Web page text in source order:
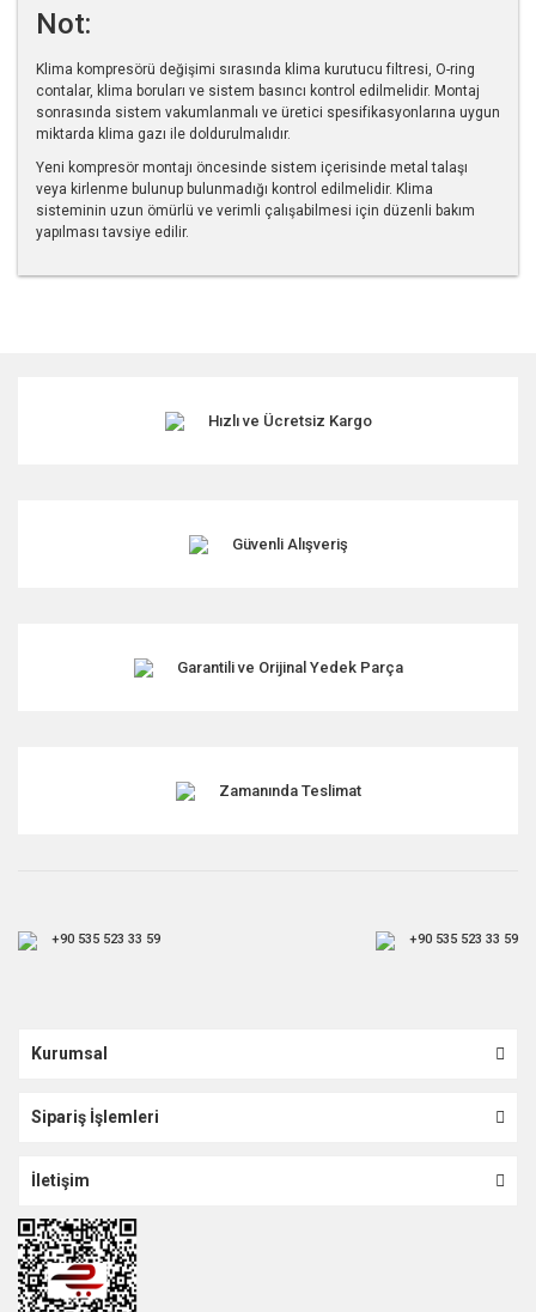
Not:
Klima kompresörü değişimi sırasında klima kurutucu filtresi, O-ring
contalar, klima boruları ve sistem basıncı kontrol edilmelidir. Montaj
sonrasında sistem vakumlanmalı ve üretici spesifikasyonlarına uygun
miktarda klima gazı ile doldurulmalıdır.
Yeni kompresör montajı öncesinde sistem içerisinde metal talaşı
veya kirlenme bulunup bulunmadığı kontrol edilmelidir. Klima
sisteminin uzun ömürlü ve verimli çalışabilmesi için düzenli bakım
yapılması tavsiye edilir.
Ürün resmi kalitesiz, bozuk veya görüntülenemiyor.
Ürün fiyatı diğer sitelerden daha pahalı.
Hızlı ve Ücretsiz Kargo
Güvenli Alışveriş
Garantili ve Orijinal Yedek Parça
Zamanında Teslimat
+90 535 523 33 59 +90 535 523 33 59
Kurumsal
Sipariş İşlemleri
İletişim